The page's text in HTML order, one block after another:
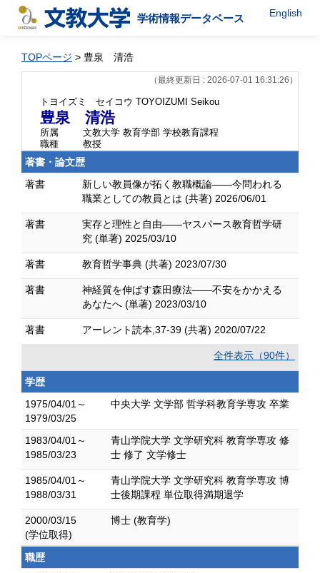
学術情報データベース English
TOPページ > 豊泉 清浩
（最終更新日 : 2026-07-01 16:31:26）
トヨイズミ セイコウ TOYOIZUMI Seikou
豊泉 清浩
所属
文教大学 教育学部 学校教育課程
職種
教授
著書・論文歴
著書
新しい教員像が拓く教職概論――今問われる
職業としての教員とは (共著) 2026/06/01
著書
実存と理性と自由――ヤスパース教育哲学研
究 (単著) 2025/03/10
著書 教育哲学事典 (共著) 2023/07/30
著書
神経質を伸ばす森田療法――不安をかかえる
あなたへ (単著) 2023/03/10
著書 アーレント読本,37-39 (共著) 2020/07/22
全件表示（90件）
学歴
1975/04/01～
1979/03/25
中央大学 文学部 哲学科教育学専攻 卒業
1983/04/01～
1985/03/23
青山学院大学 文学研究科 教育学専攻 修
士 修了 文学修士
1985/04/01～
1988/03/31
青山学院大学 文学研究科 教育学専攻 博
士後期課程 単位取得満期退学
2000/03/15
(学位取得)
博士 (教育学)
職歴